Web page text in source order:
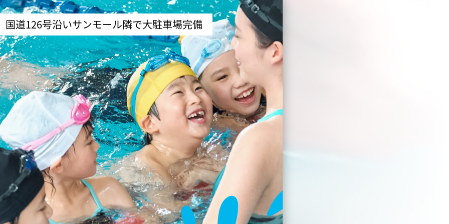
国道126号沿いサンモール隣で大駐車場完備